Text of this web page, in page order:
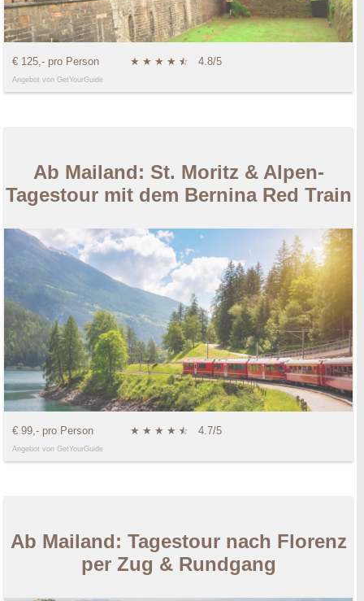
€ 125,- pro Person ★ ★ ★ ★ ★
☆ 4.8/5
Angebot von GetYourGuide
Ab Mailand: St. Moritz & Alpen-
Tagestour mit dem Bernina Red Train
€ 99,- pro Person ★ ★ ★ ★ ★
☆ 4.7/5
Angebot von GetYourGuide
Ab Mailand: Tagestour nach Florenz
per Zug & Rundgang